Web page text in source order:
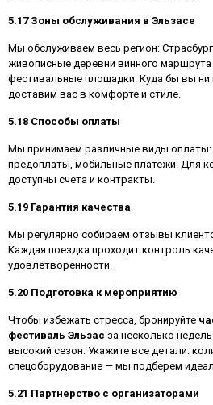
5.17 Зоны обслуживания в Эльзасе
Мы обслуживаем весь регион:
живописные деревни винного
фестивальные площадки. Куда бы вы
доставим вас в комфорте и стиле.
5.18 Способы оплаты
Мы принимаем различные виды оплаты:
предоплаты, мобильные платежи. Для
доступны счета и контракты.
5.19 Гарантия качества
Мы регулярно собираем отзывы
Каждая поездка проходит контроль
удовлетворенности.
5.20 Подготовка к мероприятию
Чтобы избежать стресса, бронируйте
фестиваль Эльзас за несколько
высокий сезон. Укажите все детали:
спецоборудование — мы подберем
5.21 Партнерство с организаторами